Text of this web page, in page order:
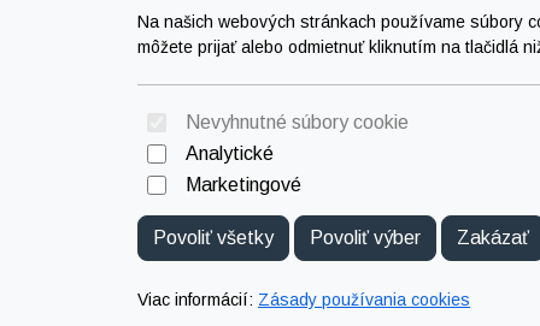
Na našich webových stránkach používame súbory
môžete prijať alebo odmietnuť kliknutím na tlačidlá
Nevyhnutné súbory cookie
Analytické
Marketingové
Povoliť všetky Povoliť výber Zakázať
Viac informácií: Zásady používania cookies
SNP 119